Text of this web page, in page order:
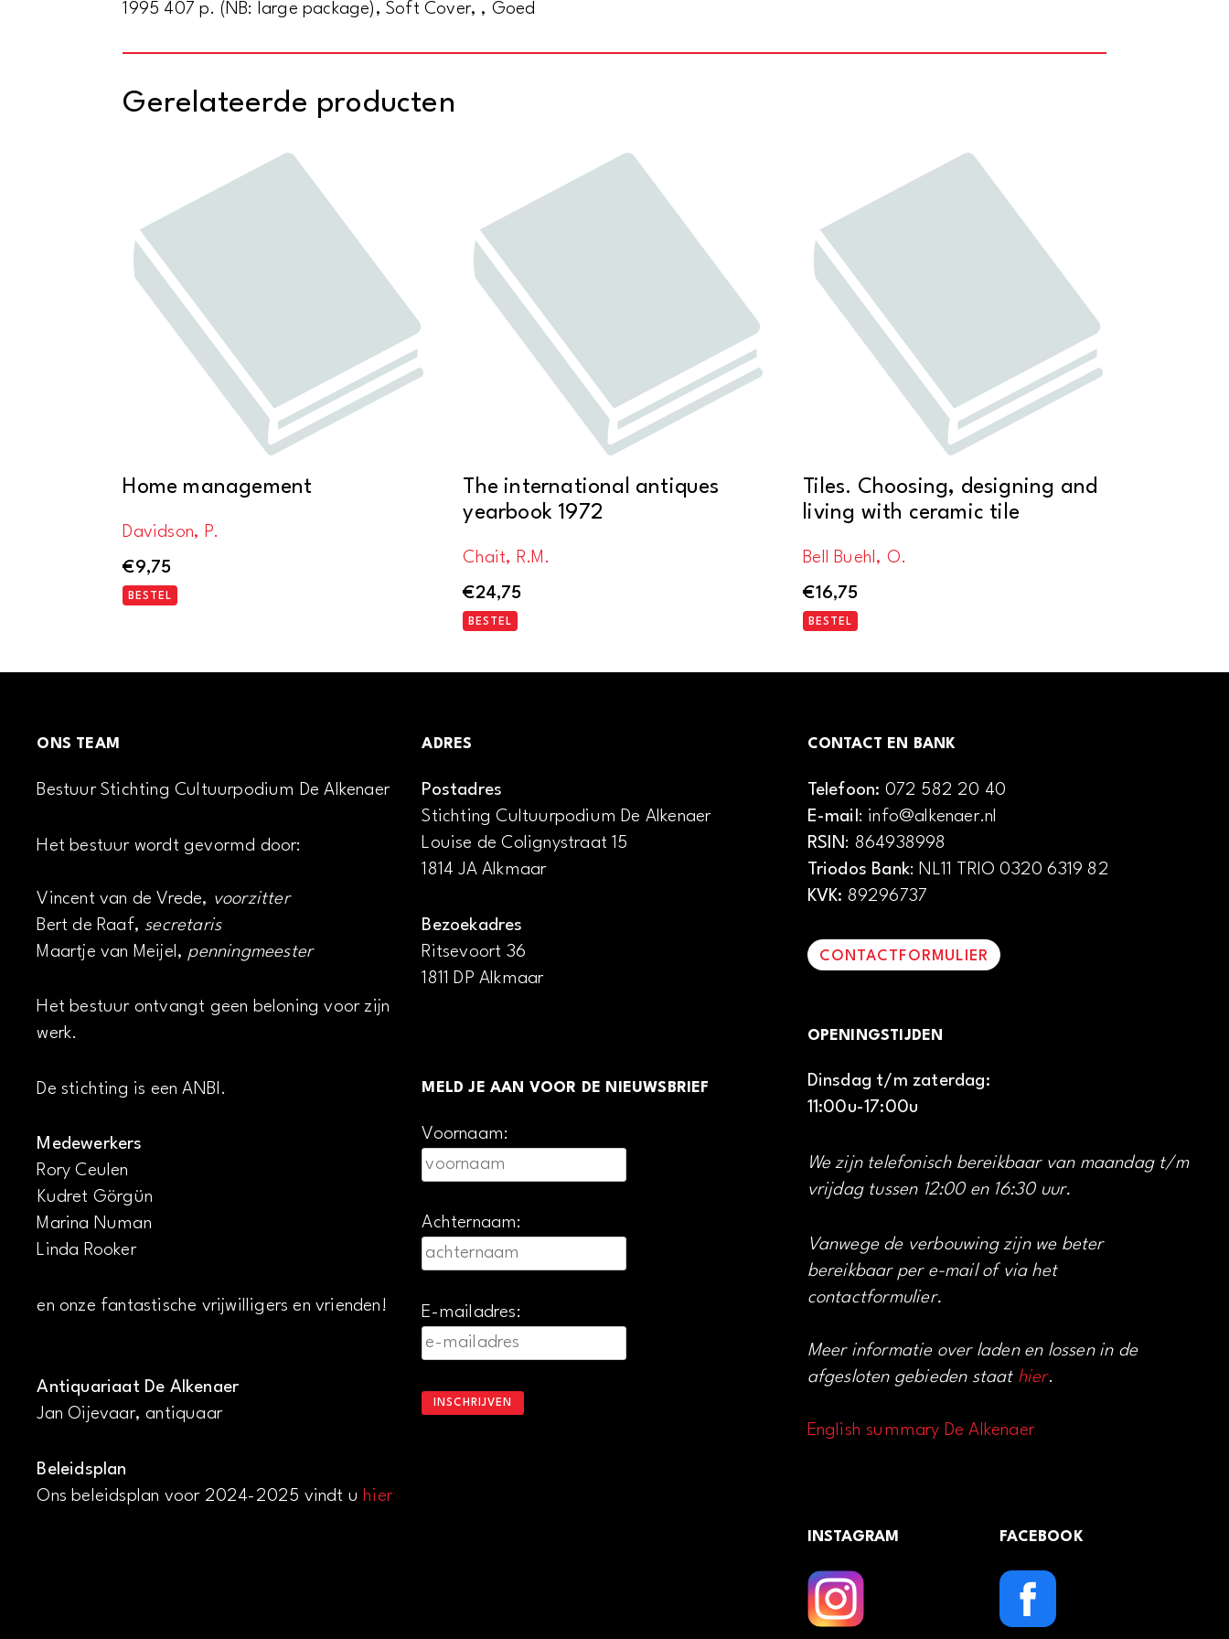
1995 407 p. (NB: large package), Soft Cover, , Goed
Gerelateerde producten
Home management
Davidson, P.
€9,75
BESTEL
The international antiques
yearbook 1972
Chait, R.M.
€24,75
BESTEL
Tiles. Choosing, designing and
living with ceramic tile
Bell Buehl, O.
€16,75
BESTEL
ONS TEAM
Bestuur Stichting Cultuurpodium De Alkenaer
Het bestuur wordt gevormd door:
Vincent van de Vrede, voorzitter
Bert de Raaf, secretaris
Maartje van Meijel, penningmeester
Het bestuur ontvangt geen beloning voor zijn
werk.
De stichting is een ANBI.
Medewerkers
Rory Ceulen
Kudret Görgün
Marina Numan
Linda Rooker
en onze fantastische vrijwilligers en vrienden!
Antiquariaat De Alkenaer
Jan Oijevaar, antiquaar
Beleidsplan
Ons beleidsplan voor 2024-2025 vindt u hier
ADRES
Postadres
Stichting Cultuurpodium De Alkenaer
Louise de Colignystraat 15
1814 JA Alkmaar
Bezoekadres
Ritsevoort 36
1811 DP Alkmaar
MELD JE AAN VOOR DE NIEUWSBRIEF
Voornaam:
Achternaam:
E-mailadres:
CONTACT EN BANK
Telefoon: 072 582 20 40
E-mail: info@alkenaer.nl
RSIN: 864938998
Triodos Bank: NL11 TRIO 0320 6319 82
KVK: 89296737
CONTACTFORMULIER
OPENINGSTIJDEN
Dinsdag t/m zaterdag:
11:00u-17:00u
We zijn telefonisch bereikbaar van maandag t/m
vrijdag tussen 12:00 en 16:30 uur.
Vanwege de verbouwing zijn we beter
bereikbaar per e-mail of via het
contactformulier.
Meer informatie over laden en lossen in de
afgesloten gebieden staat hier.
English summary De Alkenaer
INSTAGRAM FACEBOOK